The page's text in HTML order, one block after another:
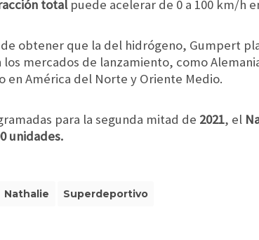
totalpuede acelerar de 0 a 100 km/h
obtener que la del hidrógeno, Gumpert
los mercados de lanzamiento, como
en América del Norte y Oriente Medio.
para la segunda mitad de 2021, el
unidades.
Nathalie Superdeportivo